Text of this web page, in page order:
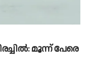
മൂന്ന് പേരെ